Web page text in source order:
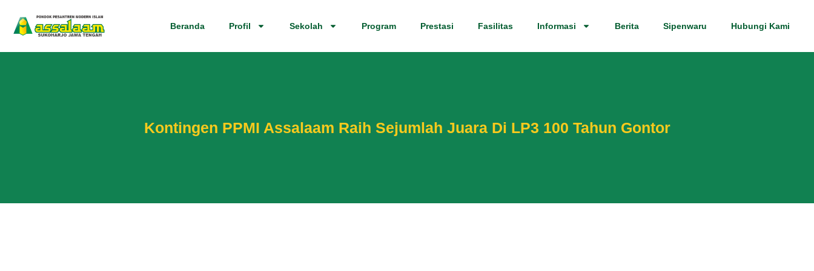
Beranda Profil Sekolah Program Prestasi Fasilitas Informasi Berita Sipenwaru Hubungi Kami
Kontingen PPMI Assalaam Raih Sejumlah Juara Di LP3 100 Tahun Gontor